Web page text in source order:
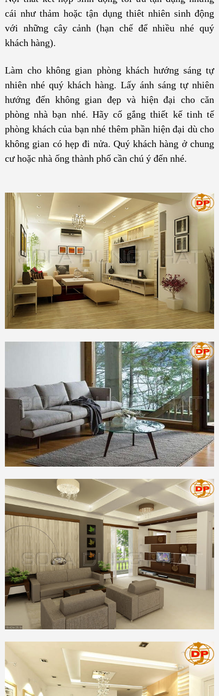
cái như thảm hoặc tận dụng thiêt nhiên sinh động
với những cây cảnh (hạn chế để nhiều nhé quý
khách hàng).
Làm cho không gian phòng khách hướng sáng tự
nhiên nhé quý khách hàng. Lấy ánh sáng tự nhiên
hướng đến không gian đẹp và hiện đại cho căn
phòng nhà bạn nhé. Hãy cố gắng thiết kế tinh tế
phòng khách của bạn nhé thêm phần hiện đại dù cho
không gian có hẹp đi nửa. Quý khách hàng ở chung
cư hoặc nhà ống thành phố cần chú ý đến nhé.